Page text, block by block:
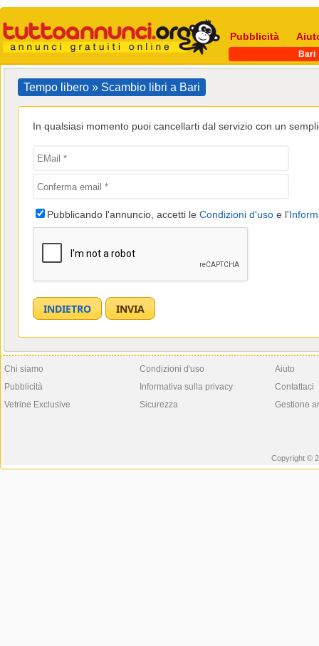
Pubblicità
Bari
Tempo libero » Scambio libri a Bari
In qualsiasi momento puoi cancellarti dal servizio con un
Pubblicando l'annuncio, accetti le Condizioni d'uso e l'
Chi siamo
Pubblicità
Vetrine Exclusive
Condizioni d'uso
Informativa sulla privacy
Sicurezza
Aiuto
Contattaci
Gestione
Copyright ©